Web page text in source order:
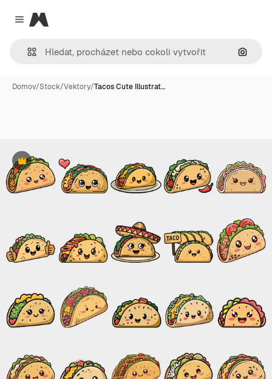
Close menu
Magnific
Hledat
Domov/Stock/Vektory/Tacos Cute Illustrat…
Premium